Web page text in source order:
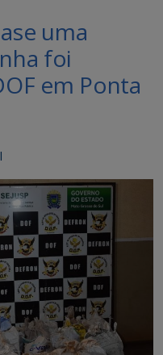
uma
foi
em Ponta